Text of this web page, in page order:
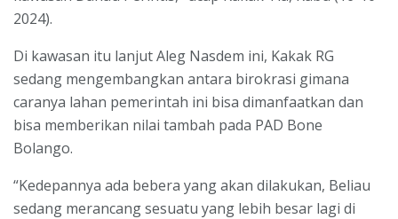
2024).
Di kawasan itu lanjut Aleg Nasdem ini, Kakak RG
sedang mengembangkan antara birokrasi gimana
caranya lahan pemerintah ini bisa dimanfaatkan dan
bisa memberikan nilai tambah pada PAD Bone
Bolango.
“Kedepannya ada bebera yang akan dilakukan, Beliau
sedang merancang sesuatu yang lebih besar lagi di